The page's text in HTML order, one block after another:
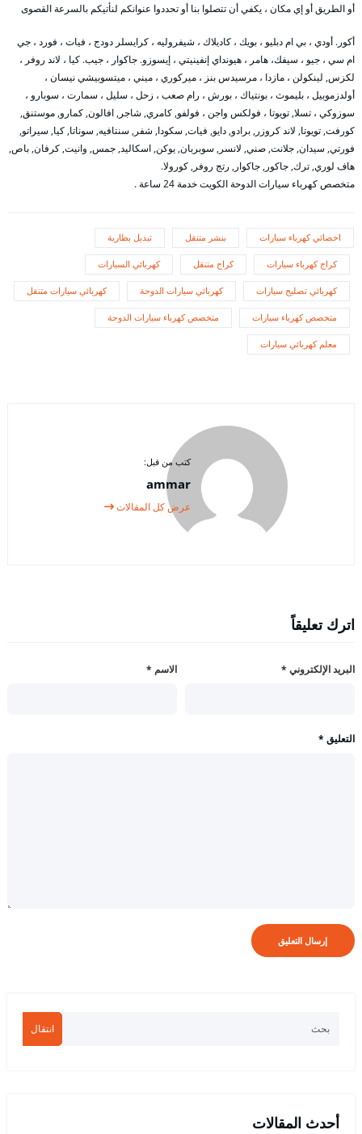
أو الطريق أو إي مكان ، يكفي أن تتصلوا بنا أو تحددوا عنوانكم لنأتيكم بالسرعة القصوى
أكور. أودي ، بي ام دبليو ، بويك ، كاديلاك ، شيفروليه ، كرايسلر دودج ، فيات ، فورد ، جي
ام سي ، جيو ، سيفك، هامر ، هيونداي إنفينيتي ، إيسوزو. جاكوار ، جيب. كيا ، لاند روفر ،
لكزس, لينكولن ، مازدا ، مرسيدس بنز ، ميركوري ، ميني ، ميتسوبيشي نيسان ،
أولدزموبيل ، بليموث ، بونتياك ، بورش ، رام صعب ، زحل ، سليل ، سمارت ، سوبارو ،
سوزوكي ، تسلا, تويوتا ، فولكس واجن ، فولفو, كامري, شاجر, افالون, كمارو, موستنق,
كورفت, تويوتا, لاند كروزر, برادو, دايو, فيات, سكودا, شفر, سنتافيه, سوناتا, كيا, سيراتو,
فورتي, سيدان, جلانت, صني, لانسر, سوبربان, يوكن, اسكاليد, جمس, وانيت, كرفان, باص,
هاف لوري, ترك, جاكور, جاكوار, رتج روفر, كورولا.
متخصص كهرباء سيارات الدوحة الكويت خدمة 24 ساعة .
اخصائي كهرباء سيارات بنشر متنقل تبديل بطارية
كراج كهرباء سيارات كراج متنقل كهربائي السيارات
كهربائي تصليح سيارات كهربائي سيارات الدوحة كهربائي سيارات متنقل
متخصص كهرباء سيارات متخصص كهرباء سيارات الدوحة
معلم كهربائي سيارات
كتب من قبل:
ammar
عرض كل المقالات
اترك تعليقاً
الاسم * البريد الإلكتروني *
التعليق *
انتقال
أحدث المقالات